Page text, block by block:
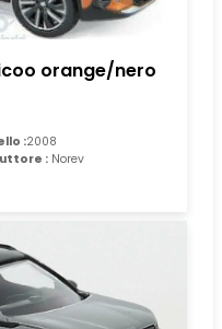
orange/nero
:2008
: Norev